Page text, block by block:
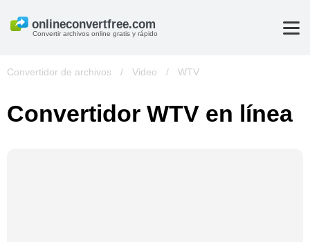
Convertir archivos online gratis y rápido
Convertidor de archivos / Video / WTV
Convertidor WTV en línea